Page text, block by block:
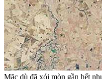
Mặc dù đã xói mòn gần hết